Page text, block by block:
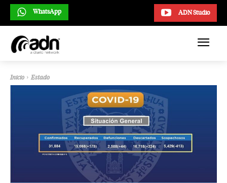
ADN Studio
WhatsApp
Inicio Estado